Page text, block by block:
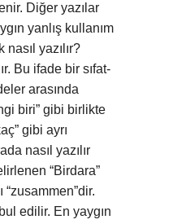
Diğer yazılar
yanlış kullanım
yazılır?
Bu ifade bir sıfat-
arasında
biri” gibi birlikte
gibi ayrı
nasıl yazılır
“Birdara”
“zusammen”dir.
edilir. En yaygın